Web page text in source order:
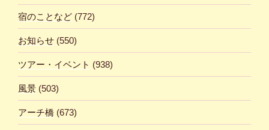
宿のことなど (772)
お知らせ (550)
ツアー・イベント (938)
風景 (503)
アーチ橋 (673)